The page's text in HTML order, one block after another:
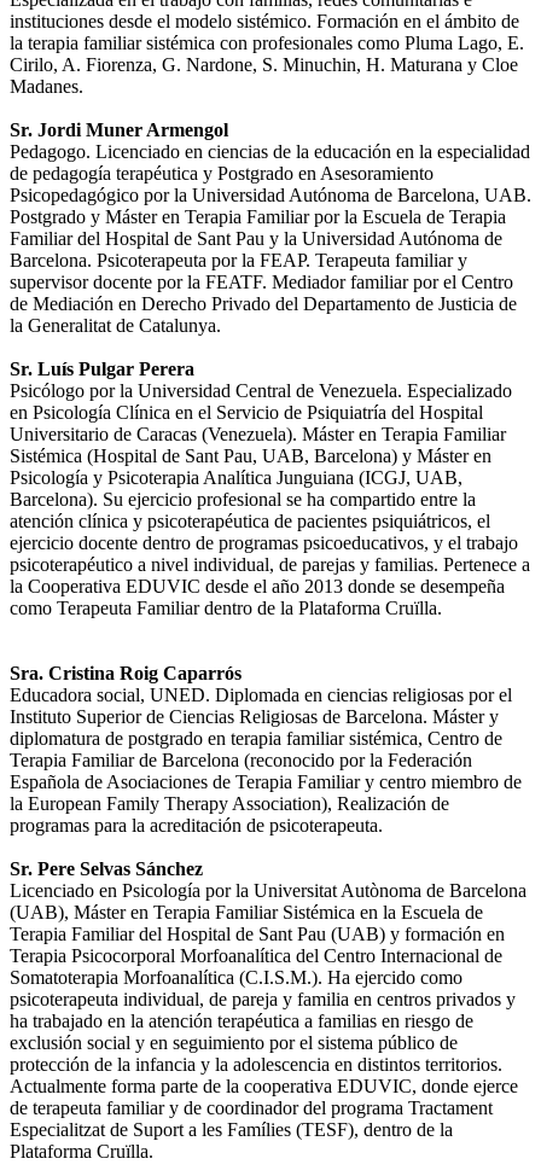
instituciones desde el modelo sistémico. Formación en el ámbito de
la terapia familiar sistémica con profesionales como Pluma Lago, E.
Cirilo, A. Fiorenza, G. Nardone, S. Minuchin, H. Maturana y Cloe
Madanes.
Sr. Jordi Muner Armengol
Pedagogo. Licenciado en ciencias de la educación en la especialidad
de pedagogía terapéutica y Postgrado en Asesoramiento
Psicopedagógico por la Universidad Autónoma de Barcelona, UAB.
Postgrado y Máster en Terapia Familiar por la Escuela de Terapia
Familiar del Hospital de Sant Pau y la Universidad Autónoma de
Barcelona. Psicoterapeuta por la FEAP. Terapeuta familiar y
supervisor docente por la FEATF. Mediador familiar por el Centro
de Mediación en Derecho Privado del Departamento de Justicia de
la Generalitat de Catalunya.
Sr. Luís Pulgar Perera
Psicólogo por la Universidad Central de Venezuela. Especializado
en Psicología Clínica en el Servicio de Psiquiatría del Hospital
Universitario de Caracas (Venezuela). Máster en Terapia Familiar
Sistémica (Hospital de Sant Pau, UAB, Barcelona) y Máster en
Psicología y Psicoterapia Analítica Junguiana (ICGJ, UAB,
Barcelona). Su ejercicio profesional se ha compartido entre la
atención clínica y psicoterapéutica de pacientes psiquiátricos, el
ejercicio docente dentro de programas psicoeducativos, y el trabajo
psicoterapéutico a nivel individual, de parejas y familias. Pertenece a
la Cooperativa EDUVIC desde el año 2013 donde se desempeña
como Terapeuta Familiar dentro de la Plataforma Cruïlla.
Sra. Cristina Roig Caparrós
Educadora social, UNED. Diplomada en ciencias religiosas por el
Instituto Superior de Ciencias Religiosas de Barcelona. Máster y
diplomatura de postgrado en terapia familiar sistémica, Centro de
Terapia Familiar de Barcelona (reconocido por la Federación
Española de Asociaciones de Terapia Familiar y centro miembro de
la European Family Therapy Association), Realización de
programas para la acreditación de psicoterapeuta.
Sr. Pere Selvas Sánchez
Licenciado en Psicología por la Universitat Autònoma de Barcelona
(UAB), Máster en Terapia Familiar Sistémica en la Escuela de
Terapia Familiar del Hospital de Sant Pau (UAB) y formación en
Terapia Psicocorporal Morfoanalítica del Centro Internacional de
Somatoterapia Morfoanalítica (C.I.S.M.). Ha ejercido como
psicoterapeuta individual, de pareja y familia en centros privados y
ha trabajado en la atención terapéutica a familias en riesgo de
exclusión social y en seguimiento por el sistema público de
protección de la infancia y la adolescencia en distintos territorios.
Actualmente forma parte de la cooperativa EDUVIC, donde ejerce
de terapeuta familiar y de coordinador del programa Tractament
Especialitzat de Suport a les Famílies (TESF), dentro de la
Plataforma Cruïlla.